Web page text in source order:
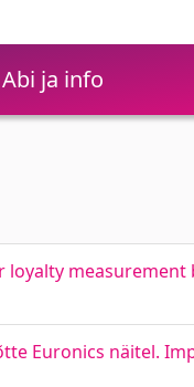
Abi ja info
measurement
Euronics näitel.